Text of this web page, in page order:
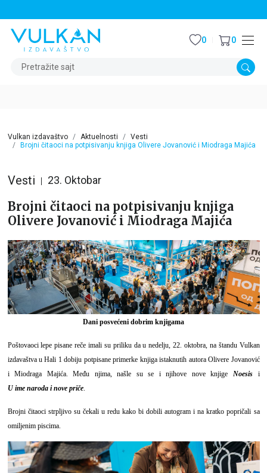
Pretražite sajt
0 0
Vulkan izdavaštvo Aktuelnosti
Vesti
Brojni čitaoci na potpisivanju knjiga Olivere Jovanović i Miodraga Majića
Vesti 23. Oktobar
Brojni čitaoci na potpisivanju knjiga
Olivere Jovanović i Miodraga Majića
Dani posvećeni dobrim knjigama
Poštovaoci lepe pisane reče imali su priliku da u nedelju, 22. oktobra, na štandu Vulkan
izdavaštva u Hali 1 dobiju potpisane primerke knjiga istaknutih autora Olivere Jovanović
i Miodraga Majića. Među njima, našle su se i njihove nove knjige Noesisi
U ime naroda i nove priče.
Brojni čitaoci strpljivo su čekali u redu kako bi dobili autogram i na kratko popričali sa
omiljenim piscima.